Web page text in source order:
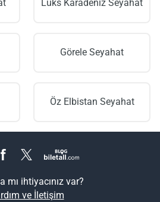
Lüks Karadeniz Seyahat
Görele Seyahat
Öz Elbistan Seyahat
mı ihtiyacınız var?
ve İletişim